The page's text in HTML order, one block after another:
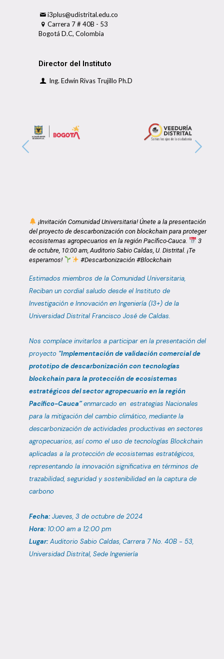
i3plus@udistrital.edu.co
Carrera 7 # 40B - 53
Bogotá D.C, Colombia
Director del Instituto
Ing. Edwin Rivas Trujillo Ph.D
¡Invitación Comunidad Universitaria! Únete a la presentación
del proyecto de descarbonización con blockchain para proteger
ecosistemas agropecuarios en la región Pacífico-Cauca.
3
de octubre, 10:00 am, Auditorio Sabio Caldas, U. Distrital. ¡Te
esperamos!
#Descarbonización #Blockchain
Estimados miembros de la Comunidad Universitaria,
Reciban un cordial saludo desde el Instituto de
Investigación e Innovación en Ingeniería (I3+) de la
Universidad Distrital Francisco José de Caldas.
Nos complace invitarlos a participar en la presentación del
proyecto "Implementación de validación comercial de
prototipo de descarbonización con tecnologías
blockchain para la protección de ecosistemas
estratégicos del sector agropecuario en la región
Pacífico-Cauca”enmarcado en estrategias Nacionales
para la mitigación del cambio climático, mediante la
descarbonización de actividades productivas en sectores
agropecuarios, así como el uso de tecnologías Blockchain
aplicadas a la protección de ecosistemas estratégicos,
representando la innovación significativa en términos de
trazabilidad, seguridad y sostenibilidad en la captura de
carbono
Fecha: Jueves, 3 de octubre de 2024
Hora: 10:00 am a 12:00 pm
Lugar: Auditorio Sabio Caldas, Carrera 7 No. 40B - 53,
Universidad Distrital, Sede Ingeniería